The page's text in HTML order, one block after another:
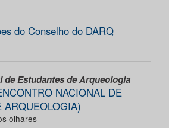
do Conselho do DARQ
de Estudantes de Arqueologia
NACIONAL DE
ARQUEOLOGIA)
olhares